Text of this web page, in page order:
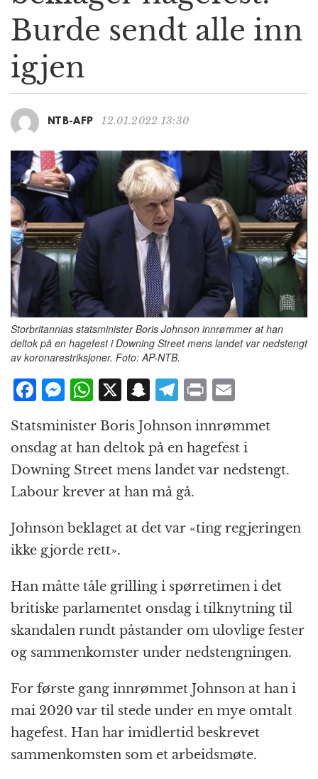
g
a
t
Burde sendt alle inn
igjen
NTB-AFP 12.01.2022 13:30
Storbritannias statsminister Boris Johnson innrømmer at han
deltok på en hagefest i Downing Street mens landet var nedstengt
av koronarestriksjoner. Foto: AP-NTB.
F
c
e
b
o
o
k
M
e
ss
e
n
g
e
r
W
at
s
A
p
p
X S
n
a
p
c
h
at
T
el
e
g
r
a
m
P
n
t
ai
l
Statsminister Boris Johnson innrømmet
onsdag at han deltok på en hagefest i
Downing Street mens landet var nedstengt.
Labour krever at han må gå.
Johnson beklaget at det var «ting regjeringen
ikke gjorde rett».
Han måtte tåle grilling i spørretimen i det
britiske parlamentet onsdag i tilknytning til
skandalen rundt påstander om ulovlige fester
og sammenkomster under nedstengningen.
For første gang innrømmet Johnson at han i
mai 2020 var til stede under en mye omtalt
hagefest. Han har imidlertid beskrevet
sammenkomsten som et arbeidsmøte.